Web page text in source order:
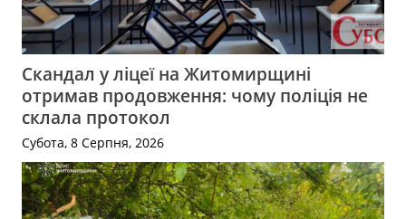
Скандал у ліцеї на Житомирщині
отримав продовження: чому поліція не
склала протокол
Субота, 8 Серпня, 2026